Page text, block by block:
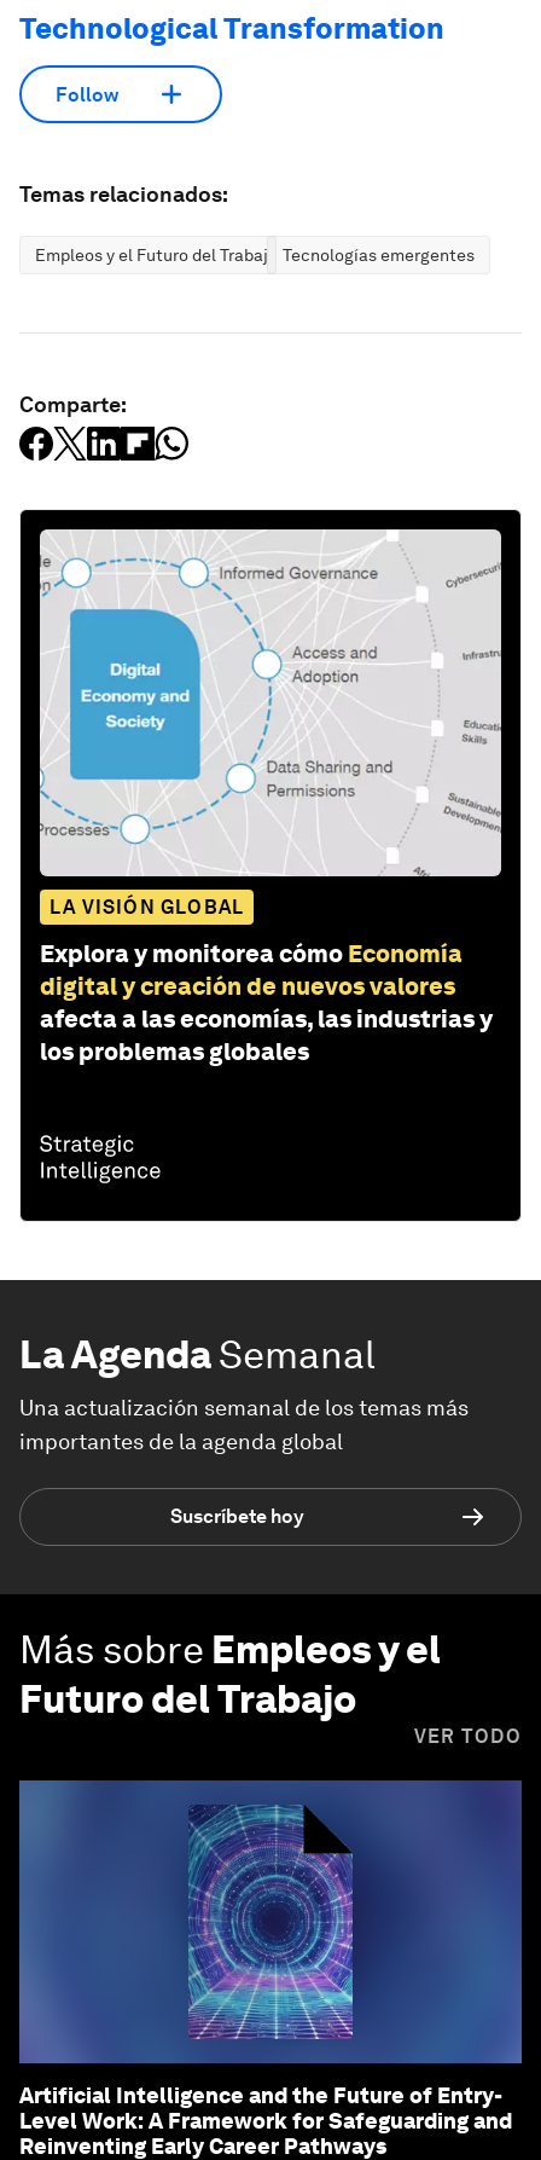
Technological Transformation
Follow
Temas relacionados:
Empleos y el Futuro del Trabajo Tecnologías emergentes
Comparte:
LA VISIÓN GLOBAL
Explora y monitorea cómo Economía
digital y creación de nuevos valores
afecta a las economías, las industrias y
los problemas globales
La AgendaSemanal
Una actualización semanal de los temas más
importantes de la agenda global
Suscríbete hoy
Más sobre Empleos y el
Futuro del Trabajo
VER TODO
Artificial Intelligence and the Future of Entry-
Level Work: A Framework for Safeguarding and
Reinventing Early Career Pathways